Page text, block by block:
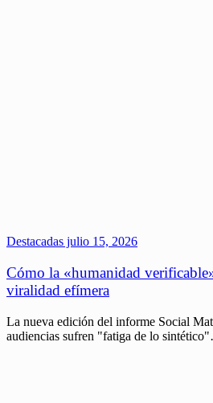
Destacadas julio 15, 2026
Cómo la «humanidad
viralidad efímera
La nueva edición del informe Social
audiencias sufren "fatiga de lo